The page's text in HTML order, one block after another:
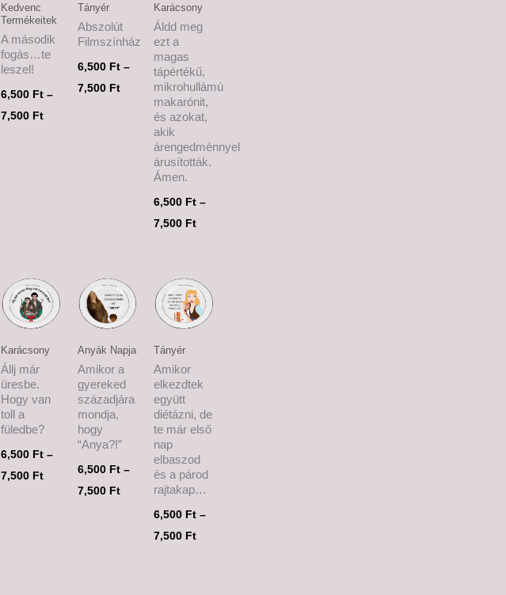
Kedvenc
Termékeitek
A második
fogás…te
leszel!
6,500 Ft –
7,500 Ft
Tányér
Abszolút
Filmszínház
6,500 Ft –
7,500 Ft
Karácsony
Áldd meg
ezt a
magas
tápértékű,
mikrohullámú
makarónit,
és azokat,
akik
árengedménnyel
árusították.
Ámen.
6,500 Ft –
7,500 Ft
Karácsony
Állj már
üresbe.
Hogy van
toll a
füledbe?
6,500 Ft –
7,500 Ft
6,500 Ft
-
7,500 Ft
Anyák Napja
Amikor a
gyereked
századjára
mondja,
hogy
“Anya?!”
6,500 Ft –
7,500 Ft
6,500 Ft
-
7,500 Ft
Tányér
Amikor
elkezdtek
együtt
diétázni, de
te már első
nap
elbaszod
és a párod
rajtakap…
6,500 Ft –
7,500 Ft
6,500 Ft
-
7,500 Ft